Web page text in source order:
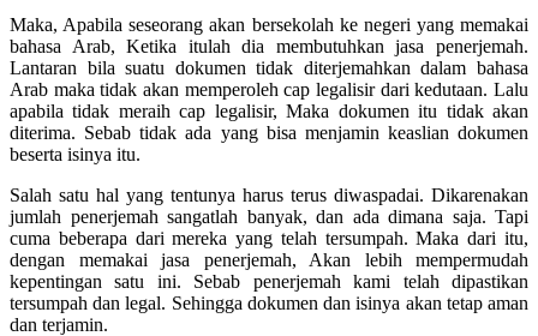
Maka, Apabila seseorang akan bersekolah ke negeri yang memakai
bahasa Arab, Ketika itulah dia membutuhkan jasa penerjemah.
Lantaran bila suatu dokumen tidak diterjemahkan dalam bahasa
Arab maka tidak akan memperoleh cap legalisir dari kedutaan. Lalu
apabila tidak meraih cap legalisir, Maka dokumen itu tidak akan
diterima. Sebab tidak ada yang bisa menjamin keaslian dokumen
beserta isinya itu.
Salah satu hal yang tentunya harus terus diwaspadai. Dikarenakan
jumlah penerjemah sangatlah banyak, dan ada dimana saja. Tapi
cuma beberapa dari mereka yang telah tersumpah. Maka dari itu,
dengan memakai jasa penerjemah, Akan lebih mempermudah
kepentingan satu ini. Sebab penerjemah kami telah dipastikan
tersumpah dan legal. Sehingga dokumen dan isinya akan tetap aman
dan terjamin.